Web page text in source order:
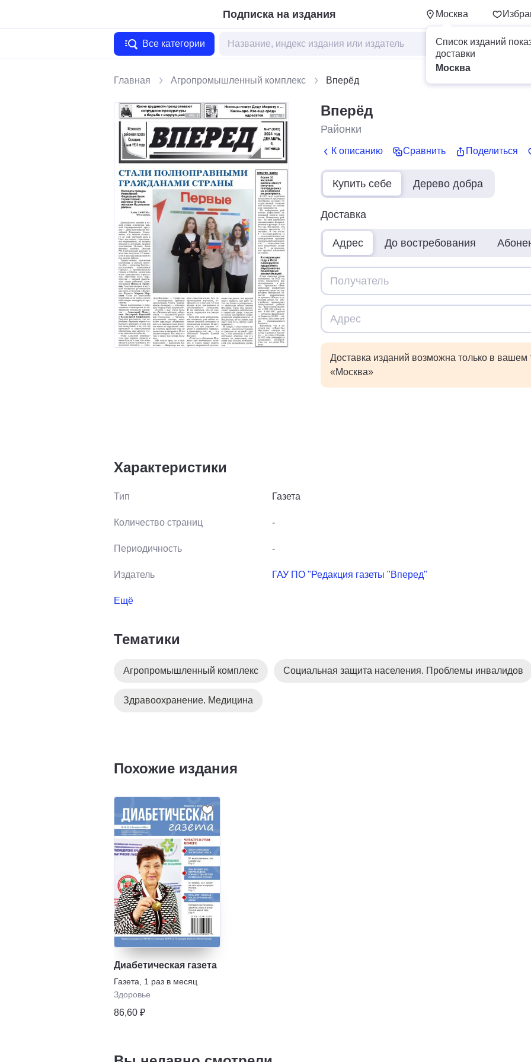
Подписка на издания Москва
Список изданий
доставки
Москва
Все категории
Главная Агропромышленный комплекс Вперёд
Вперёд
Районки
К описанию Сравнить Поделиться
Купить себе Дерево добра
Доставка
Адрес До востребования
Доставка изданий возможна только в вашем
«Москва»
Характеристики
Тип Газета
Количество страниц -
Периодичность -
Издатель ГАУ ПО "Редакция газеты "Вперед"
Ещё
Тематики
Агропромышленный комплекс Социальная защита населения. Проблемы инвалидов
Здравоохранение. Медицина
Похожие издания
Диабетическая газета
Газета
1 раз в месяц
Здоровье
86,60 ₽